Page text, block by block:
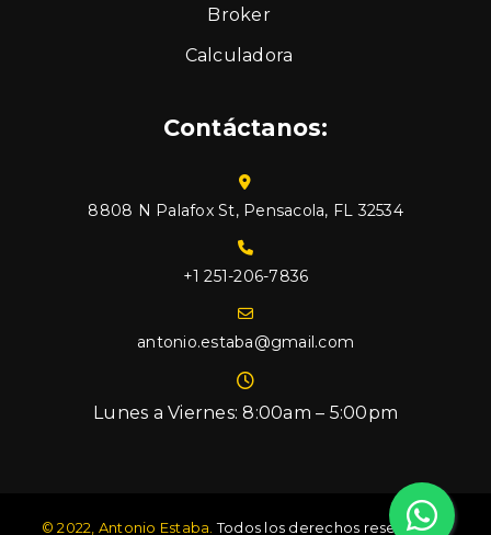
Broker
Calculadora
Contáctanos:
8808 N Palafox St, Pensacola, FL 32534
+1 251-206-7836
antonio.estaba@gmail.com
Lunes a Viernes: 8:00am – 5:00pm
© 2022, Antonio Estaba. Todos los derechos reservados.